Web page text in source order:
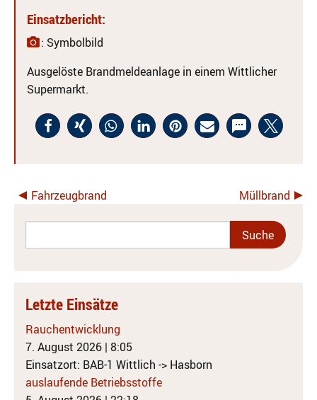
Einsatzbericht:
: Symbolbild
Ausgelöste Brandmeldeanlage in einem Wittlicher
Supermarkt.
Fahrzeugbrand Müllbrand
Letzte Einsätze
Rauchentwicklung
7. August 2026 | 8:05
Einsatzort: BAB-1 Wittlich -> Hasborn
auslaufende Betriebsstoffe